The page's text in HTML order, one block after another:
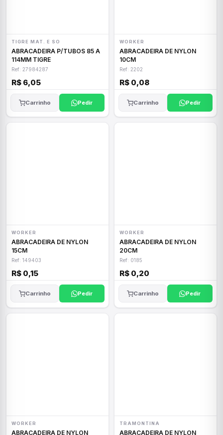
TIGRE MAT. E SO
ABRACADEIRA P/TUBOS 85 A
114MM TIGRE
Ref: 27984287
R$ 6,05
Carrinho Pedir
WORKER
ABRACADEIRA DE NYLON
10CM
Ref: 2202
R$ 0,08
Carrinho Pedir
WORKER
ABRACADEIRA DE NYLON
15CM
Ref: 149403
R$ 0,15
Carrinho Pedir
WORKER
ABRACADEIRA DE NYLON
20CM
Ref: 0185
R$ 0,20
Carrinho Pedir
WORKER
ABRACADEIRA DE NYLON
TRAMONTINA
ABRACADEIRA DE NYLON